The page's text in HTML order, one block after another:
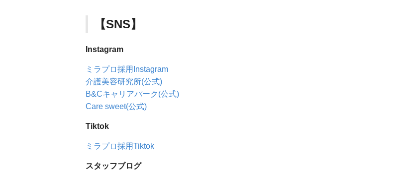
【SNS】
Instagram
ミラプロ採用Instagram
介護美容研究所(公式)
B&Cキャリアパーク(公式)
Care sweet(公式)
Tiktok
ミラプロ採用Tiktok
スタッフブログ